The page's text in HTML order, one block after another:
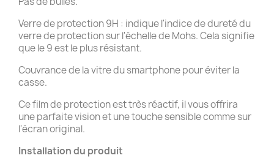
Verre de protection 9H : indique l'indice de dureté du
verre de protection sur l'échelle de Mohs. Cela signifie
que le 9 est le plus résistant.
Couvrance de la vitre du smartphone pour éviter la
casse.
Ce film de protection est très réactif, il vous offrira
une parfaite vision et une touche sensible comme sur
l'écran original.
Installation du produit